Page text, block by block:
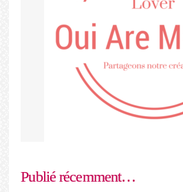
Publié récemment…